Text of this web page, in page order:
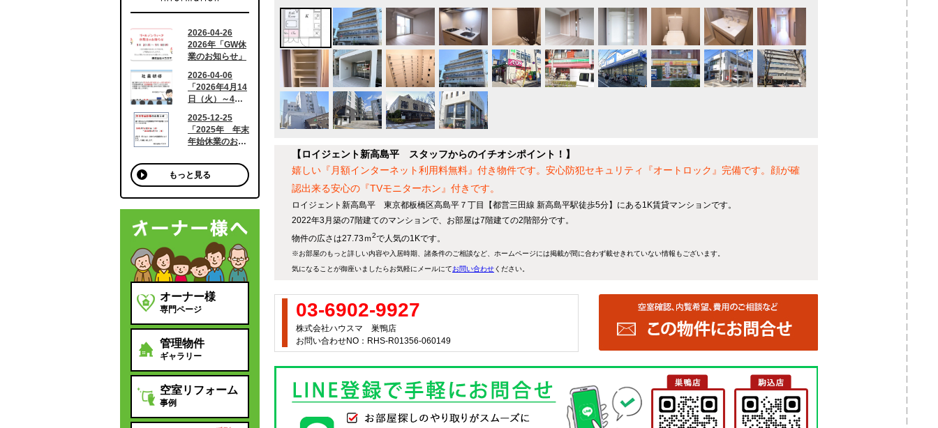
【ロイジェント新高島平 スタッフからのイチオシポイント！】
嬉しい『月額インターネット利用料無料』付き物件です。安心防犯セキュリティ『オートロック』完備です。顔が確
認出来る安心の『TVモニターホン』付きです。
ロイジェント新高島平 東京都板橋区高島平７丁目【都営三田線 新高島平駅徒歩5分】にある1K賃貸マンションです。
2022年3月築の7階建てのマンションで、お部屋は7階建ての2階部分です。
物件の広さは27.73ｍ2で人気の1Kです。
※お部屋のもっと詳しい内容や入居時期、諸条件のご相談など、ホームページには掲載が間に合わず載せきれていない情報もございます。
気になることが御座いましたらお気軽にメールにてお問い合わせください。
03-6902-9927
株式会社ハウスマ 巣鴨店
お問い合わせNO：RHS-R01356-060149
もっと見る
オーナー様
専門ページ
管理物件
ギャラリー
空室リフォーム
事例